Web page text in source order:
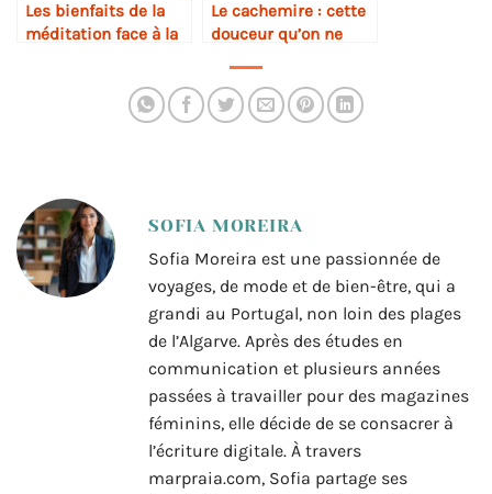
Les bienfaits de la
méditation face à la
Le cachemire : cette
douceur qu’on ne
SOFIA MOREIRA
Sofia Moreira est une passionnée de
voyages, de mode et de bien-être, qui a
grandi au Portugal, non loin des plages
de l’Algarve. Après des études en
communication et plusieurs années
passées à travailler pour des magazines
féminins, elle décide de se consacrer à
l’écriture digitale. À travers
marpraia.com, Sofia partage ses